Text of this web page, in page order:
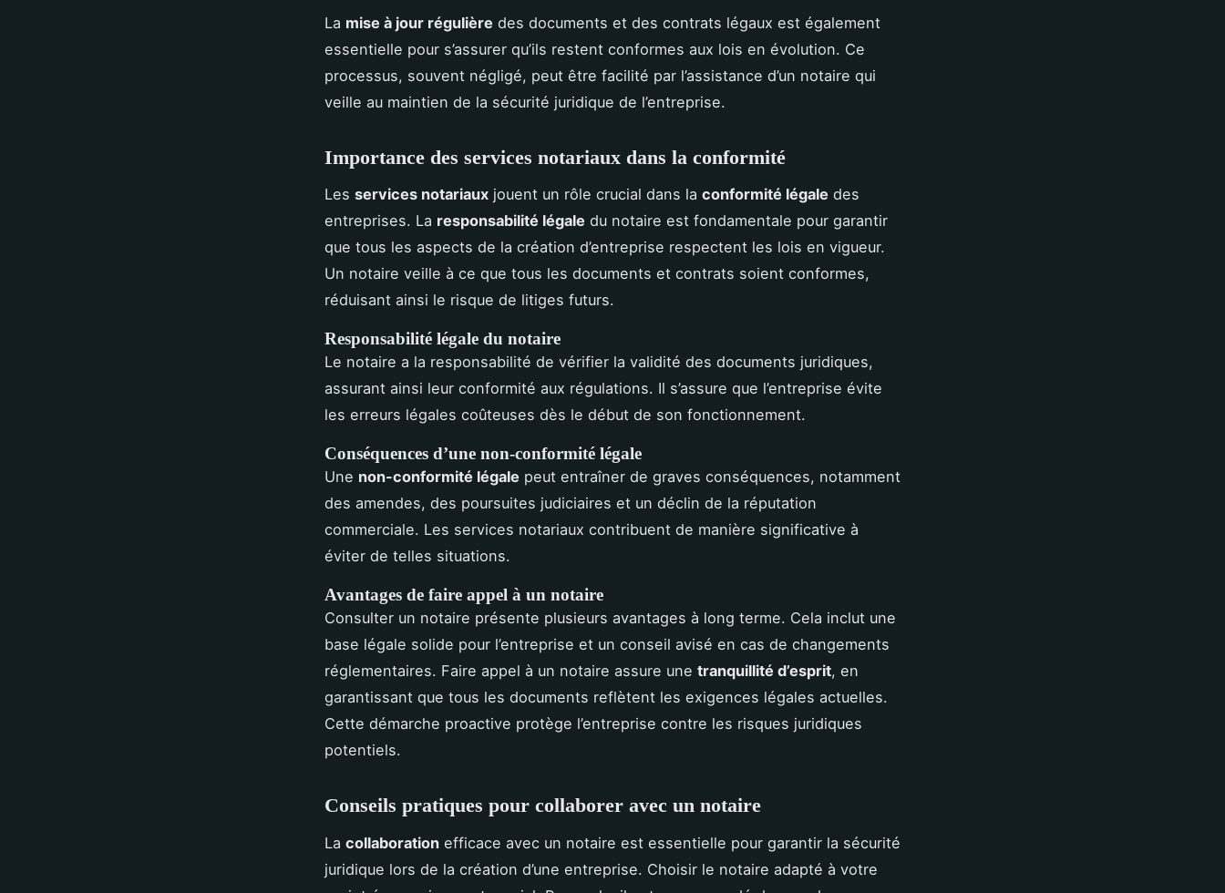
La mise à jour régulière des documents et des contrats légaux est également
essentielle pour s’assurer qu’ils restent conformes aux lois en évolution. Ce
processus, souvent négligé, peut être facilité par l’assistance d’un notaire qui
veille au maintien de la sécurité juridique de l’entreprise.
Importance des services notariaux dans la conformité
Les services notariaux jouent un rôle crucial dans la conformité légale des
entreprises. La responsabilité légale du notaire est fondamentale pour garantir
que tous les aspects de la création d’entreprise respectent les lois en vigueur.
Un notaire veille à ce que tous les documents et contrats soient conformes,
réduisant ainsi le risque de litiges futurs.
Responsabilité légale du notaire
Le notaire a la responsabilité de vérifier la validité des documents juridiques,
assurant ainsi leur conformité aux régulations. Il s’assure que l’entreprise évite
les erreurs légales coûteuses dès le début de son fonctionnement.
Conséquences d’une non-conformité légale
Une non-conformité légale peut entraîner de graves conséquences, notamment
des amendes, des poursuites judiciaires et un déclin de la réputation
commerciale. Les services notariaux contribuent de manière significative à
éviter de telles situations.
Avantages de faire appel à un notaire
Consulter un notaire présente plusieurs avantages à long terme. Cela inclut une
base légale solide pour l’entreprise et un conseil avisé en cas de changements
réglementaires. Faire appel à un notaire assure une tranquillité d’esprit, en
garantissant que tous les documents reflètent les exigences légales actuelles.
Cette démarche proactive protège l’entreprise contre les risques juridiques
potentiels.
Conseils pratiques pour collaborer avec un notaire
La collaboration efficace avec un notaire est essentielle pour garantir la sécurité
juridique lors de la création d’une entreprise. Choisir le notaire adapté à votre